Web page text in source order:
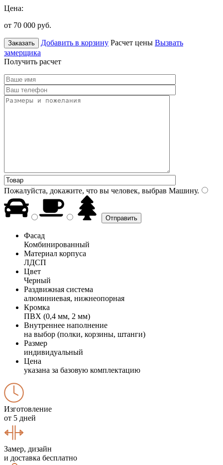
Цена:
от 70 000 руб.
Заказать Добавить в корзину Расчет цены Вызвать
замерщика
Получить расчет
Пожалуйста, докажите, что вы человек, выбрав Машину.
Фасад
Комбинированный
Материал корпуса
ЛДСП
Цвет
Черный
Раздвижная система
алюминиевая, нижнеопорная
Кромка
ПВХ (0,4 мм, 2 мм)
Внутреннее наполнение
на выбор (полки, корзины, штанги)
Размер
индивидуальный
Цена
указана за базовую комплектацию
Изготовление
от 5 дней
Замер, дизайн
и доставка бесплатно